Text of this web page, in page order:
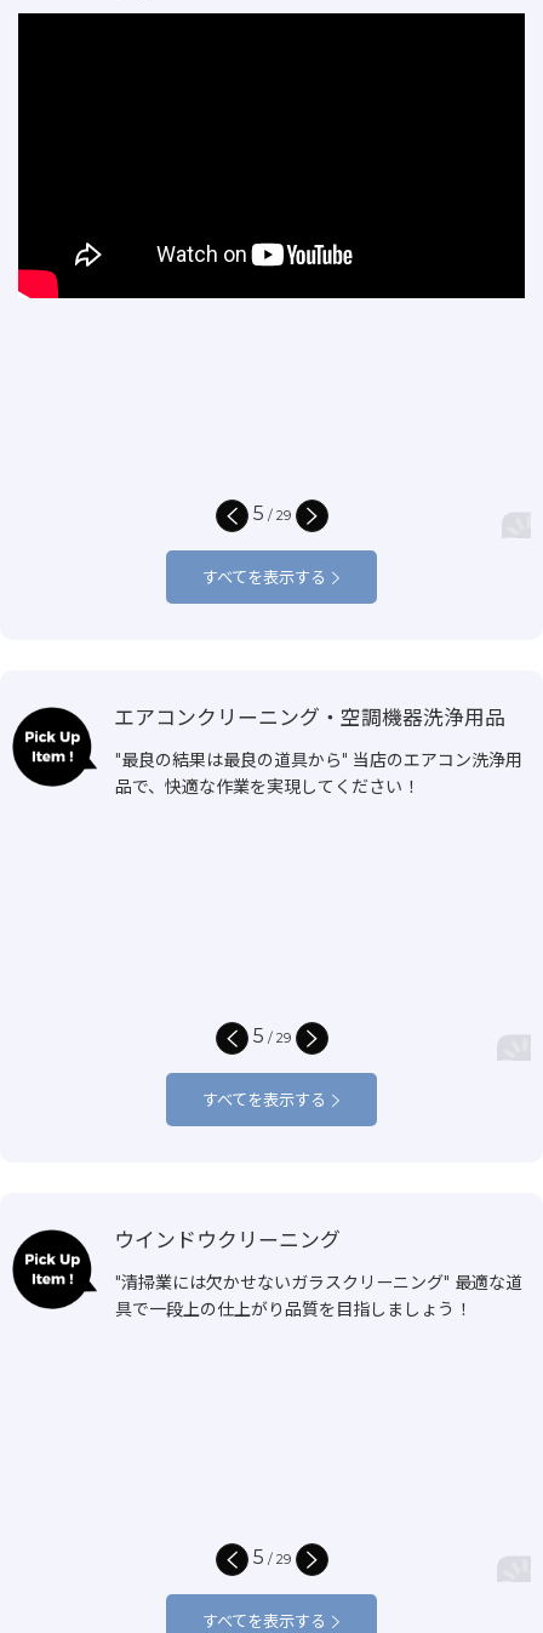
5 / 29
すべてを表示する
エアコンクリーニング・空調機器洗浄用品
"最良の結果は最良の道具から" 当店のエアコン洗浄用
品で、快適な作業を実現してください！
5 / 29
すべてを表示する
ウインドウクリーニング
"清掃業には欠かせないガラスクリーニング" 最適な道
具で一段上の仕上がり品質を目指しましょう！
5 / 29
すべてを表示する